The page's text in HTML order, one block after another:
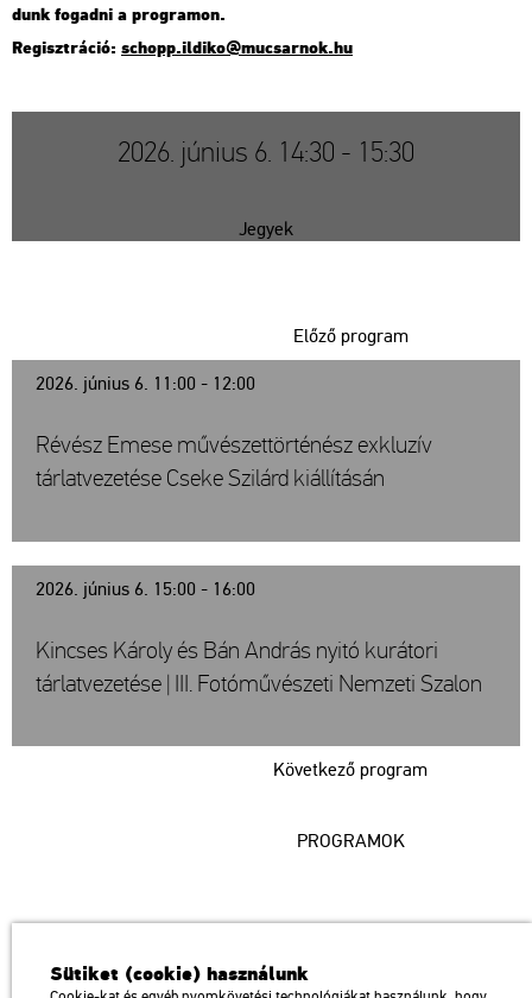
dunk fo­gad­ni a prog­ra­mon.
Re­giszt­rá­ció: schopp.​il­di­ko@​mu­csar­nok.​hu
2026. június 6. 14:30 - 15:30
Jegyek
2026. június 6. 11:00 - 12:00
Előző program
Révész Emese művészettörténész exkluzív
tárlatvezetése Cseke Szilárd kiállításán
2026. június 6. 15:00 - 16:00
Következő program
Kincses Károly és Bán András nyitó kurátori
tárlatvezetése | III. Fotóművészeti Nemzeti Szalon
PROGRAMOK
a Magyar Művészeti Akadémia intézménye
Sütiket (cookie) használunk